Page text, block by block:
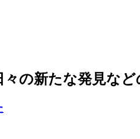
の新たな発見な